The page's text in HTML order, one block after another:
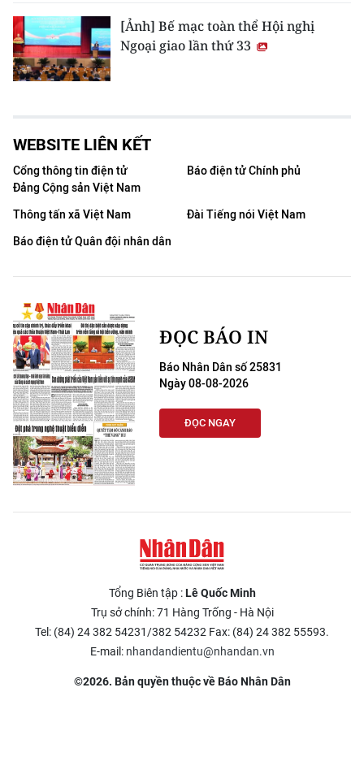
[Ảnh] Bế mạc toàn thể Hội nghị
Ngoại giao lần thứ 33
WEBSITE LIÊN KẾT
Cổng thông tin điện tử
Đảng Cộng sản Việt Nam
Báo điện tử Chính phủ
Thông tấn xã Việt Nam
Đài Tiếng nói Việt Nam
Báo điện tử Quân đội nhân dân
ĐỌC BÁO IN
Báo Nhân Dân số 25831
Ngày 08-08-2026
ĐỌC NGAY
Tổng Biên tập :Lê Quốc Minh
Trụ sở chính: 71 Hàng Trống - Hà Nội
Tel: (84) 24 382 54231/382 54232 Fax: (84) 24 382 55593.
E-mail: nhandandientu@nhandan.vn
©2026. Bản quyền thuộc về Báo Nhân Dân